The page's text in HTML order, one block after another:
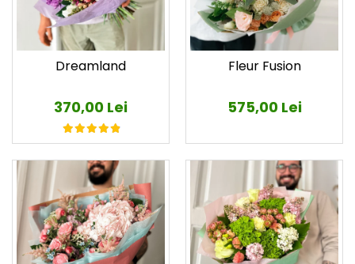
Dreamland
370,00 Lei
Fleur Fusion
575,00 Lei